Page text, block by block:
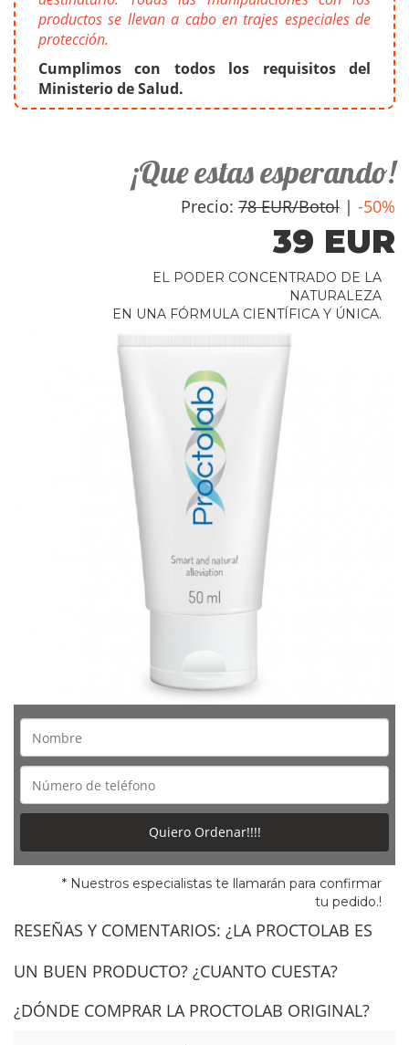
productos se llevan a cabo en trajes especiales de
protección.
Cumplimos con todos los requisitos del
Ministerio de Salud.
¡Que estas esperando!
Precio: 78 EUR/Botol | -50%
39 EUR
EL PODER CONCENTRADO DE LA
NATURALEZA
EN UNA FÓRMULA CIENTÍFICA Y ÚNICA.
Quiero Ordenar!!!!
* Nuestros especialistas te llamarán para confirmar
tu pedido.!
RESEÑAS Y COMENTARIOS: ¿LA PROCTOLAB ES
UN BUEN PRODUCTO? ¿CUANTO CUESTA?
¿DÓNDE COMPRAR LA PROCTOLAB ORIGINAL?